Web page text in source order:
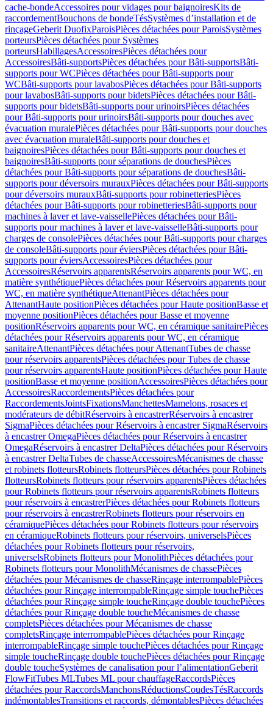
cache-bondeAccessoires pour vidages pour baignoiresKits de
raccordementBouchons de bondeTésSystèmes d’installation et de
rinçageGeberit DuofixParoisPièces détachées pour ParoisSystèmes
porteursPièces détachées pour Systèmes
porteursHabillagesAccessoiresPièces détachées pour
AccessoiresBâti-supportsPièces détachées pour Bâti-supportsBâti-
supports pour WCPièces détachées pour Bâti-supports pour
WCBâti-supports pour lavabosPièces détachées pour Bâti-supports
pour lavabosBâti-supports pour bidetsPièces détachées pour Bâti-
supports pour bidetsBâti-supports pour urinoirsPièces détachées
pour Bâti-supports pour urinoirsBâti-supports pour douches avec
évacuation muralePièces détachées pour Bâti-supports pour douches
avec évacuation muraleBâti-supports pour douches et
baignoiresPièces détachées pour Bâti-supports pour douches et
baignoiresBâti-supports pour séparations de douchesPièces
détachées pour Bâti-supports pour séparations de douchesBâti-
supports pour déversoirs murauxPièces détachées pour Bâti-supports
pour déversoirs murauxBâti-supports pour robinetteriesPièces
détachées pour Bâti-supports pour robinetteriesBâti-supports pour
machines à laver et lave-vaissellePièces détachées pour Bâti-
supports pour machines à laver et lave-vaisselleBâti-supports pour
charges de consolePièces détachées pour Bâti-supports pour charges
de consoleBâti-supports pour éviersPièces détachées pour Bâti-
supports pour éviersAccessoiresPièces détachées pour
AccessoiresRéservoirs apparentsRéservoirs apparents pour WC, en
matière synthétiquePièces détachées pour Réservoirs apparents pour
WC, en matière synthétiqueAttenantPièces détachées pour
AttenantHaute positionPièces détachées pour Haute positionBasse et
moyenne positionPièces détachées pour Basse et moyenne
positionRéservoirs apparents pour WC, en céramique sanitairePièces
détachées pour Réservoirs apparents pour WC, en céramique
sanitaireAttenantPièces détachées pour AttenantTubes de chasse
pour réservoirs apparentsPièces détachées pour Tubes de chasse
pour réservoirs apparentsHaute positionPièces détachées pour Haute
positionBasse et moyenne positionAccessoiresPièces détachées pour
AccessoiresRaccordementsPièces détachées pour
RaccordementsJointsFixationsManchettesMamelons, rosaces et
modérateurs de débitRéservoirs à encastrerRéservoirs à encastrer
SigmaPièces détachées pour Réservoirs à encastrer SigmaRéservoirs
à encastrer OmegaPièces détachées pour Réservoirs à encastrer
OmegaRéservoirs à encastrer DeltaPièces détachées pour Réservoirs
à encastrer DeltaTubes de chasseAccessoiresMécanismes de chasse
et robinets flotteursRobinets flotteursPièces détachées pour Robinets
flotteursRobinets flotteurs pour réservoirs apparentsPièces détachées
pour Robinets flotteurs pour réservoirs apparentsRobinets flotteurs
pour réservoirs à encastrerPièces détachées pour Robinets flotteurs
pour réservoirs à encastrerRobinets flotteurs pour réservoirs en
céramiquePièces détachées pour Robinets flotteurs pour réservoirs
en céramiqueRobinets flotteurs pour réservoirs, universelsPièces
détachées pour Robinets flotteurs pour réservoirs,
universelsRobinets flotteurs pour MonolithPièces détachées pour
Robinets flotteurs pour MonolithMécanismes de chassePièces
détachées pour Mécanismes de chasseRinçage interrompablePièces
détachées pour Rinçage interrompableRinçage simple touchePièces
détachées pour Rinçage simple toucheRinçage double touchePièces
détachées pour Rinçage double toucheMécanismes de chasse
completsPièces détachées pour Mécanismes de chasse
completsRinçage interrompablePièces détachées pour Rinçage
interrompableRinçage simple touchePièces détachées pour Rinçage
simple toucheRinçage double touchePièces détachées pour Rinçage
double toucheSystèmes de canalisation pour l’alimentationGeberit
FlowFitTubes MLTubes ML pour chauffageRaccordsPièces
détachées pour RaccordsManchonsRéductionsCoudesTésRaccords
indémontablesTransitions et raccords, démontablesPièces détachées